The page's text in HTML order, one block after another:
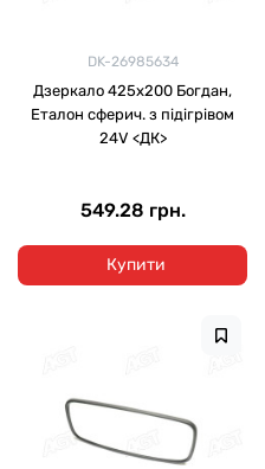
DK-26985634
Дзеркало 425х200 Богдан,
Еталон сферич. з підігрівом
24V <ДК>
549.28 грн.
Купити